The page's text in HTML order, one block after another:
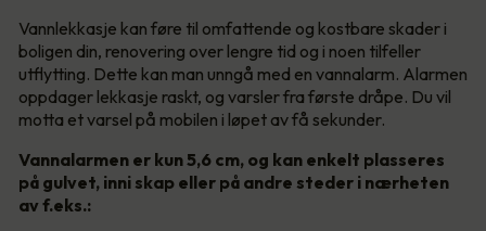
Vannlekkasje kan føre til omfattende og kostbare skader i
boligen din, renovering over lengre tid og i noen tilfeller
utflytting. Dette kan man unngå med en vannalarm. Alarmen
oppdager lekkasje raskt, og varsler fra første dråpe. Du vil
motta et varsel på mobilen i løpet av få sekunder.
Vannalarmen er kun 5,6 cm, og kan enkelt plasseres
på gulvet, inni skap eller på andre steder i nærheten
av f.eks.: